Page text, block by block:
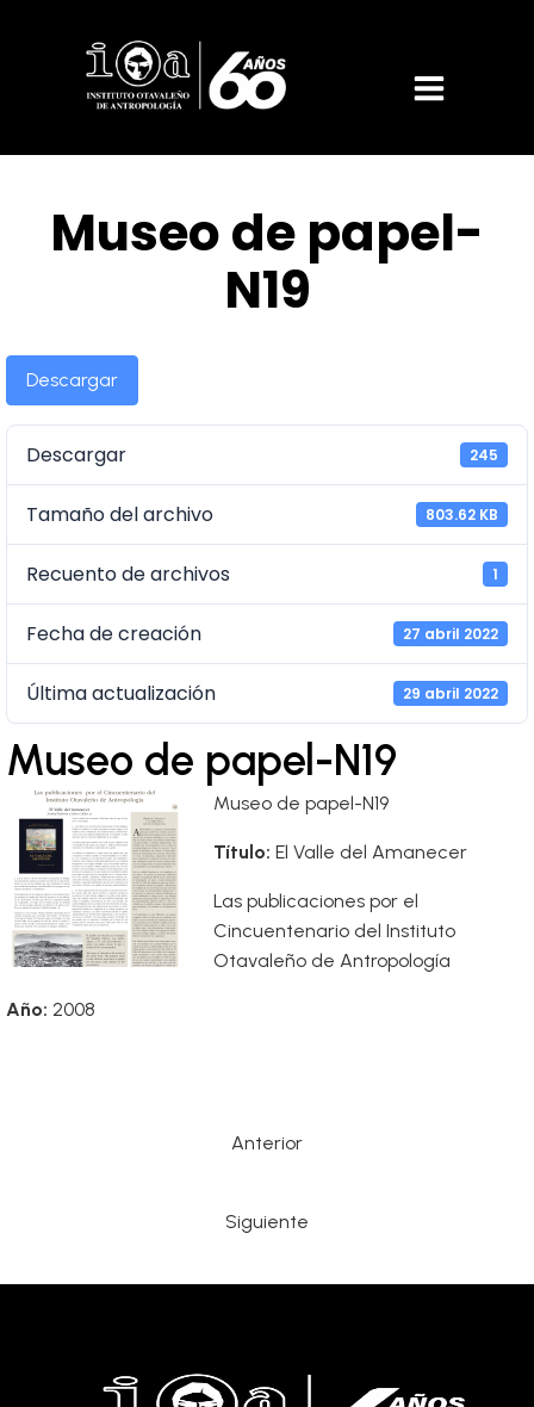
Museo de papel-
N19
Descargar
Descargar 245
Tamaño del archivo 803.62 KB
Recuento de archivos 1
Fecha de creación 27 abril 2022
Última actualización 29 abril 2022
Museo de papel-N19
Museo de papel-N19
Título: El Valle del Amanecer
Las publicaciones por el
Cincuentenario del Instituto
Otavaleño de Antropología
Año: 2008
Anterior
Siguiente